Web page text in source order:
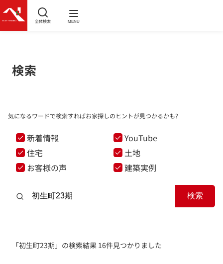
全体検索 MENU
検索
気になるワードで検索すればお家探しのヒントが見つかるかも?
新着情報
YouTube
住宅
土地
お客様の声
建築実例
検索
「初生町23期」の検索結果 16件見つかりました